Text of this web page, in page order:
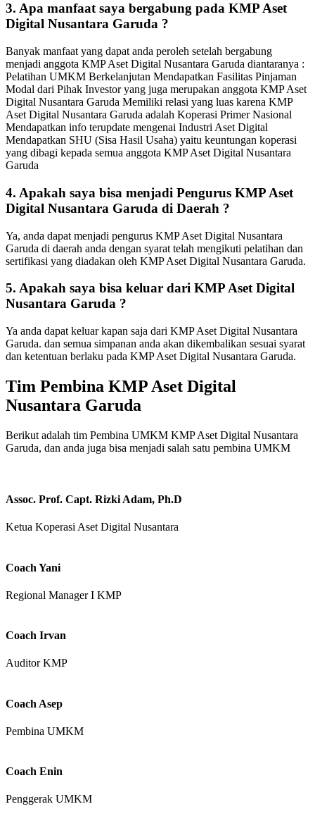
3. Apa manfaat saya bergabung pada KMP Aset
Digital Nusantara Garuda ?
Banyak manfaat yang dapat anda peroleh setelah bergabung
menjadi anggota KMP Aset Digital Nusantara Garuda diantaranya :
Pelatihan UMKM Berkelanjutan Mendapatkan Fasilitas Pinjaman
Modal dari Pihak Investor yang juga merupakan anggota KMP Aset
Digital Nusantara Garuda Memiliki relasi yang luas karena KMP
Aset Digital Nusantara Garuda adalah Koperasi Primer Nasional
Mendapatkan info terupdate mengenai Industri Aset Digital
Mendapatkan SHU (Sisa Hasil Usaha) yaitu keuntungan koperasi
yang dibagi kepada semua anggota KMP Aset Digital Nusantara
Garuda
4. Apakah saya bisa menjadi Pengurus KMP Aset
Digital Nusantara Garuda di Daerah ?
Ya, anda dapat menjadi pengurus KMP Aset Digital Nusantara
Garuda di daerah anda dengan syarat telah mengikuti pelatihan dan
sertifikasi yang diadakan oleh KMP Aset Digital Nusantara Garuda.
5. Apakah saya bisa keluar dari KMP Aset Digital
Nusantara Garuda ?
Ya anda dapat keluar kapan saja dari KMP Aset Digital Nusantara
Garuda. dan semua simpanan anda akan dikembalikan sesuai syarat
dan ketentuan berlaku pada KMP Aset Digital Nusantara Garuda.
Tim Pembina KMP Aset Digital
Nusantara Garuda
Berikut adalah tim Pembina UMKM KMP Aset Digital Nusantara
Garuda, dan anda juga bisa menjadi salah satu pembina UMKM
Assoc. Prof. Capt. Rizki Adam, Ph.D
Ketua Koperasi Aset Digital Nusantara
Coach Yani
Regional Manager I KMP
Coach Irvan
Auditor KMP
Coach Asep
Pembina UMKM
Coach Enin
Penggerak UMKM